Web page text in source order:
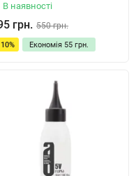
В наявності
грн. 550 грн.
Економія 55 грн.